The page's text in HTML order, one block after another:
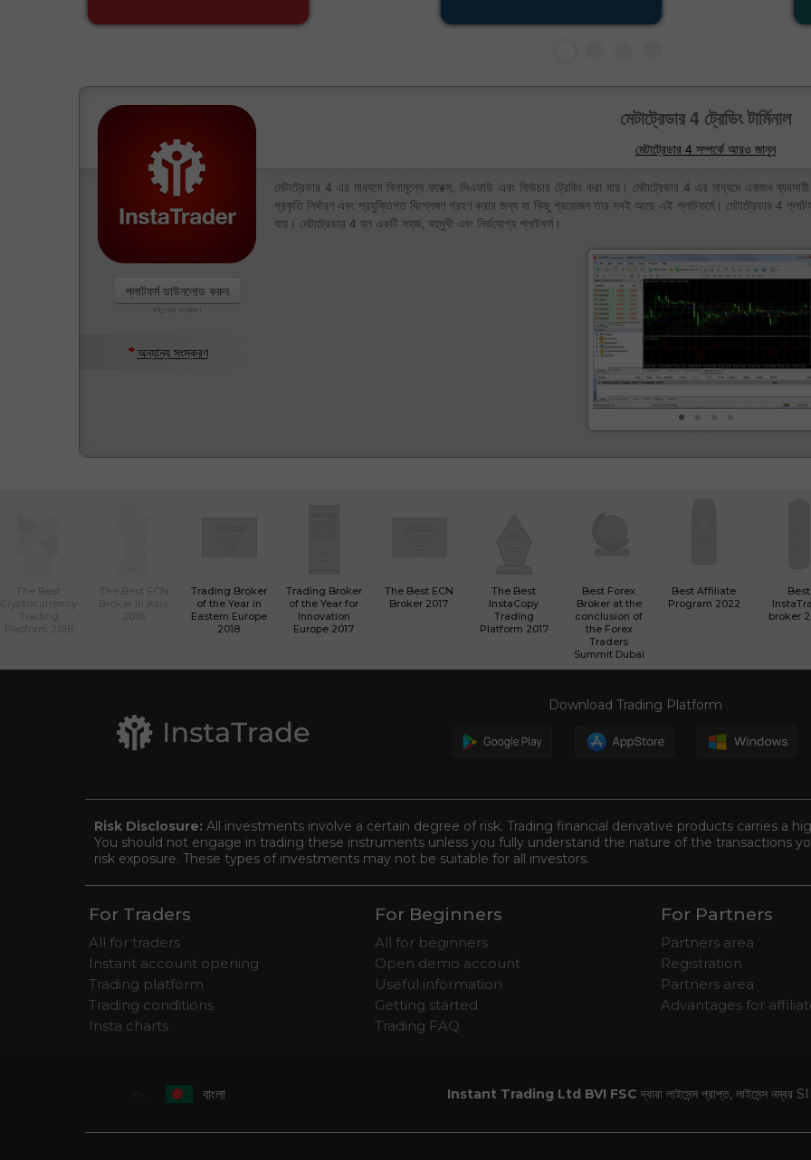
প্লাটফর্ম ডাউনলোড করুন
উইন্ডোজ সংস্করণ
অন্যান্য সংস্করণ
মেটাট্রেডার 4 ট্রেডিং টার্মিনাল
মেটাট্রেডার 4 সম্পর্কে আরও জানুন
মেটাট্রেডার 4 এর মাধ্যমে বিনামূল্যে ফরেক্স, সিএফডি এবং ফিউচার ট্রেডিং করা যায়। মেটাট্রেডার 4 এর মাধ্যমে একজন
প্রকৃতি নির্ধারণ এবং প্রযুক্তিগত বিশ্লেষণ গ্রহণ করার জন্য যা কিছু প্রয়োজন তার সবই আছে এই প্লাটফর্মে। মেটাট্রেডার 4
যায়। মেটাট্রেডার 4 হল একটি সহজ, বহুমুখী এবং নির্ভযোগ্য প্লাটফর্ম।
Trading Broker
of the Year in
Eastern Europe
2018
Trading Broker
of the Year for
Innovation
Europe 2017
The Best ECN
Broker 2017
The Best
InstaCopy
Trading
Platform 2017
Best Forex
Broker at the
conclusion of
the Forex
Traders
Summit Dubai
Best Affiliate
Program 2022
Best
broker
Download Trading Platform
Risk Disclosure: All investments involve a certain degree of risk. Trading financial derivative products carries a
You should not engage in trading these instruments unless you fully understand the nature of the transactions
risk exposure. These types of investments may not be suitable for all investors.
For Traders
All for traders
Instant account opening
Trading platform
Trading conditions
Insta charts
For Beginners
All for beginners
Open demo account
Useful information
Getting started
Trading FAQ
For Partners
Partners area
Registration
Partners area
Advantages for
বাংলা Instant Trading Ltd BVI FSC দ্বারা লাইসেন্স প্রাপ্ত, লাইসেন্স